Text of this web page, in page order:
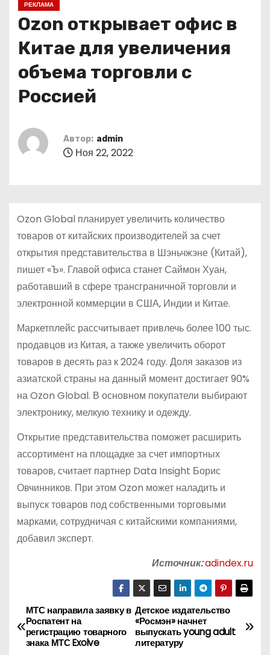
РЕКЛАМА
Ozon открывает офис в
Китае для увеличения
объема торговли с
Россией
Автор: admin
Ноя 22, 2022
Ozon Global планирует увеличить количество
товаров от китайских производителей за счет
открытия представительства в Шэньчжэне (Китай),
пишет «Ъ». Главой офиса станет Саймон Хуан,
работавший в сфере трансграничной торговли и
электронной коммерции в США, Индии и Китае.
Маркетплейс рассчитывает привлечь более 100 тыс.
продавцов из Китая, а также увеличить оборот
товаров в десять раз к 2024 году. Доля заказов из
азиатской страны на данный момент достигает 90%
на Ozon Global. В основном покупатели выбирают
электронику, мелкую технику и одежду.
Открытие представительства поможет расширить
ассортимент на площадке за счет импортных
товаров, считает партнер Data Insight Борис
Овчинников. При этом Ozon может наладить и
выпуск товаров под собственными торговыми
марками, сотрудничая с китайскими компаниями,
добавил эксперт.
Источник:adindex.ru
Н
а
Детское издательство
«Росмэн» начнет
выпускать young adult
литературу
МТС направила заявку в
Роспатент на
регистрацию товарного
знака МТС Exolve